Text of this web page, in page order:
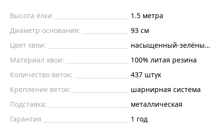
Высота ёлки 1.5 метра
Диаметр основания:
93 см
Цвет хвои:
насыщенный-зелёный,
Материал хвои:
100% литая резина
Количество веток:
437 штук
Крепление веток:
шарнирная система
Подставка:
металлическая
Гарантия
1 год